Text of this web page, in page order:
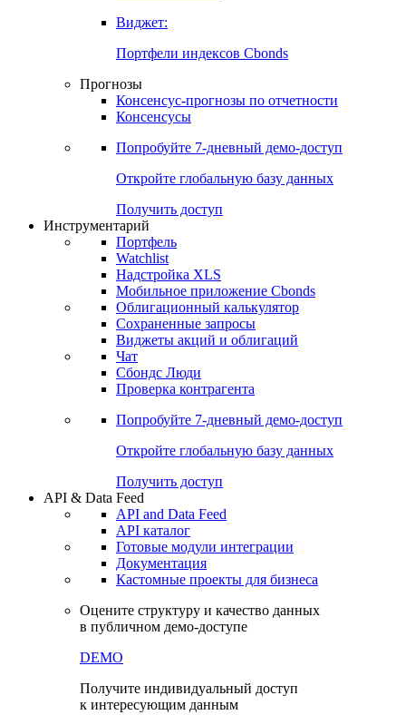
Виджет:
Портфели индексов Cbonds
Прогнозы
Консенсус-прогнозы по отчетности
Консенсусы
Попробуйте 7-дневный демо-доступ
Откройте глобальную базу данных
Получить доступ
Инструментарий
Портфель
Watchlist
Надстройка XLS
Мобильное приложение Cbonds
Облигационный калькулятор
Сохраненные запросы
Виджеты акций и облигаций
Чат
Сбондс Люди
Проверка контрагента
Попробуйте 7-дневный демо-доступ
Откройте глобальную базу данных
Получить доступ
API & Data Feed
API and Data Feed
API каталог
Готовые модули интеграции
Документация
Кастомные проекты для бизнеса
Оцените структуру и качество данных
в публичном демо-доступе
DEMO
Получите индивидуальный доступ
к интересующим данным